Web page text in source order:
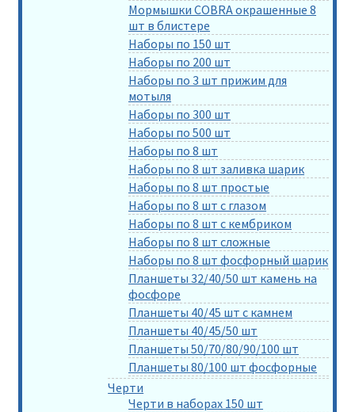
Мормышки COBRA окрашенные 8
шт в блистере
Наборы по 150 шт
Наборы по 200 шт
Наборы по 3 шт прижим для
мотыля
Наборы по 300 шт
Наборы по 500 шт
Наборы по 8 шт
Наборы по 8 шт заливка шарик
Наборы по 8 шт простые
Наборы по 8 шт с глазом
Наборы по 8 шт с кембриком
Наборы по 8 шт сложные
Наборы по 8 шт фосфорный шарик
Планшеты 32/40/50 шт камень на
фосфоре
Планшеты 40/45 шт с камнем
Планшеты 40/45/50 шт
Планшеты 50/70/80/90/100 шт
Планшеты 80/100 шт фосфорные
Черти
Черти в наборах 150 шт